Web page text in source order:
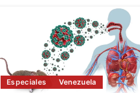
Especiales Venezuela